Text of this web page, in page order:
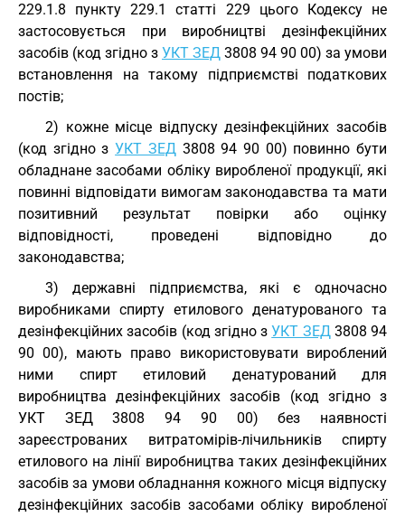
229.1.8 пункту 229.1 статті 229 цього Кодексу не
застосовується при виробництві дезінфекційних
засобів (код згідно з УКТ ЗЕД 3808 94 90 00) за умови
встановлення на такому підприємстві податкових
постів;
2) кожне місце відпуску дезінфекційних засобів
(код згідно зУКТ ЗЕД3808 94 90 00) повинно бути
обладнане засобами обліку виробленої продукції, які
повинні відповідати вимогам законодавства та мати
позитивний результат повірки або оцінку
відповідності, проведені відповідно до
законодавства;
3) державні підприємства, які є одночасно
виробниками спирту етилового денатурованого та
дезінфекційних засобів (код згідно зУКТ ЗЕД3808 94
90 00), мають право використовувати вироблений
ними спирт етиловий денатурований для
виробництва дезінфекційних засобів (код згідно з
УКТ ЗЕД 3808 94 90 00) без наявності
зареєстрованих витратомірів-лічильників спирту
етилового на лінії виробництва таких дезінфекційних
засобів за умови обладнання кожного місця відпуску
дезінфекційних засобів засобами обліку виробленої